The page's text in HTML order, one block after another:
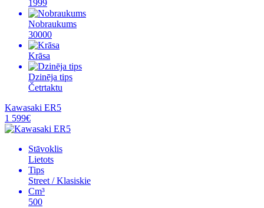
1999
Nobraukums
30000
Krāsa
Dzinēja tips
Četrtaktu
Kawasaki ER5
1 599€
Stāvoklis
Lietots
Tips
Street / Klasiskie
Cm³
500